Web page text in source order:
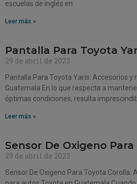
escuelas de inglés en
Leer más »
Pantalla Para Toyota
29 de abril de 2023
Pantalla Para Toyota Yaris: Accesorios y
Guatemala En lo que respecta a
óptimas condiciones, resulta
Leer más »
Sensor De Oxigeno
29 de abril de 2023
Sensor De Oxigeno Para Toyota Corolla: